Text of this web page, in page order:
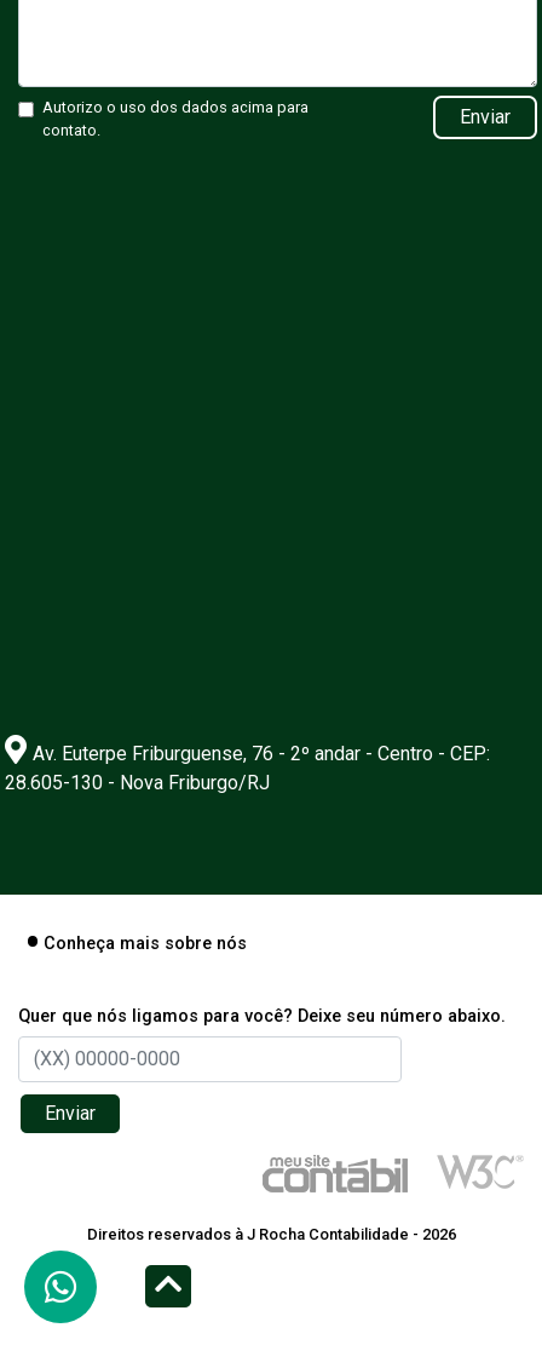
Autorizo o uso dos dados acima para
contato.
Enviar
Av. Euterpe Friburguense, 76 - 2º andar - Centro - CEP:
28.605-130 - Nova Friburgo/RJ
Conheça mais sobre nós
Quer que nós ligamos para você? Deixe seu número abaixo.
Enviar
Direitos reservados à J Rocha Contabilidade - 2026